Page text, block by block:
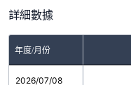
詳細數據
年度/月份
2026/07/08